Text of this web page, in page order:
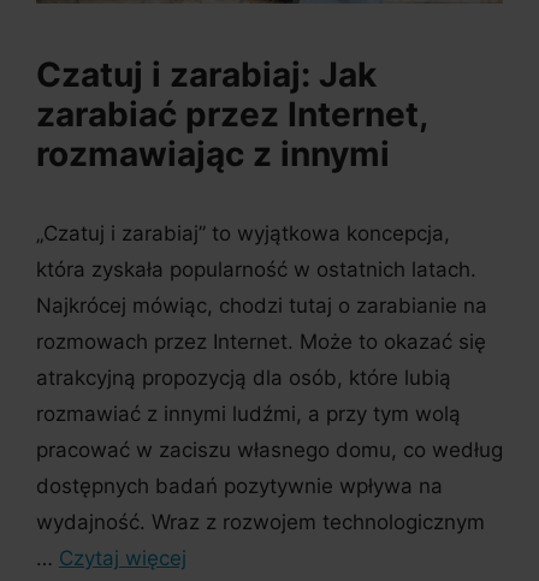
Czatuj i zarabiaj: Jak
zarabiać przez Internet,
rozmawiając z innymi
„Czatuj i zarabiaj” to wyjątkowa koncepcja,
która zyskała popularność w ostatnich latach.
Najkrócej mówiąc, chodzi tutaj o zarabianie na
rozmowach przez Internet. Może to okazać się
atrakcyjną propozycją dla osób, które lubią
rozmawiać z innymi ludźmi, a przy tym wolą
pracować w zaciszu własnego domu, co według
dostępnych badań pozytywnie wpływa na
wydajność. Wraz z rozwojem technologicznym
… Czytaj więcej